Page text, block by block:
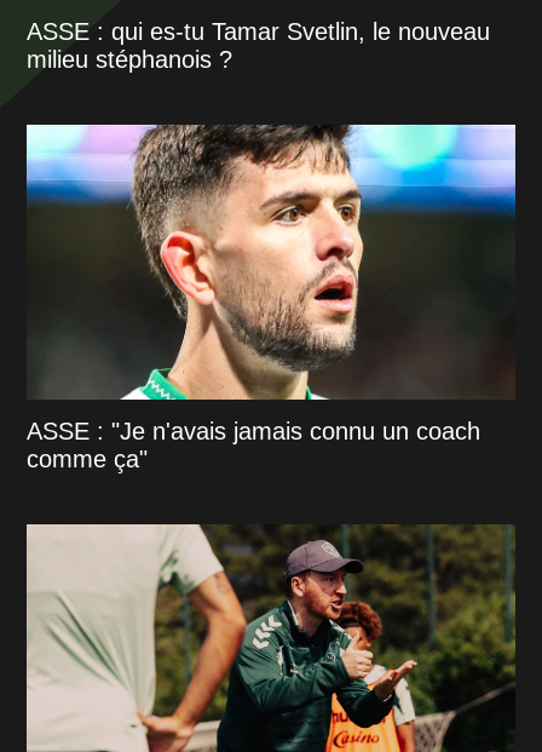
ASSE : qui es-tu Tamar Svetlin, le nouveau
milieu stéphanois ?
ASSE : "Je n'avais jamais connu un coach
comme ça"